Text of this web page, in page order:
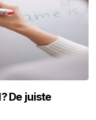
De juiste